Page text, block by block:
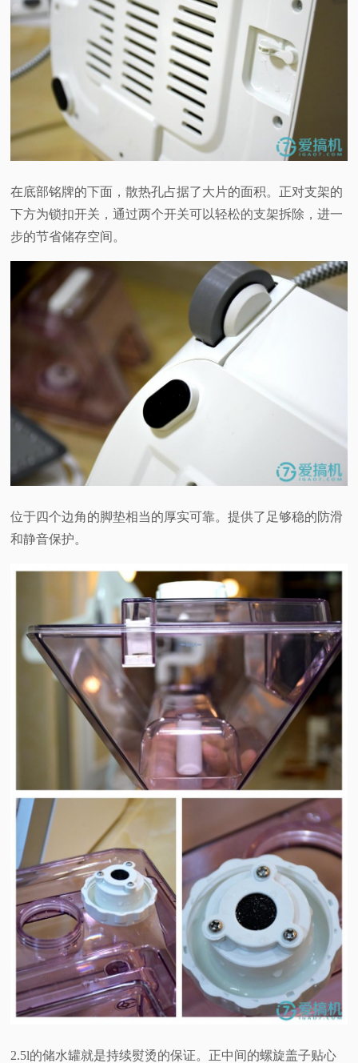
在底部铭牌的下面，散热孔占据了大片的面积。正对支架的
下方为锁扣开关，通过两个开关可以轻松的支架拆除，进一
步的节省储存空间。
位于四个边角的脚垫相当的厚实可靠。提供了足够稳的防滑
和静音保护。
2.5l的储水罐就是持续熨烫的保证。正中间的螺旋盖子贴心